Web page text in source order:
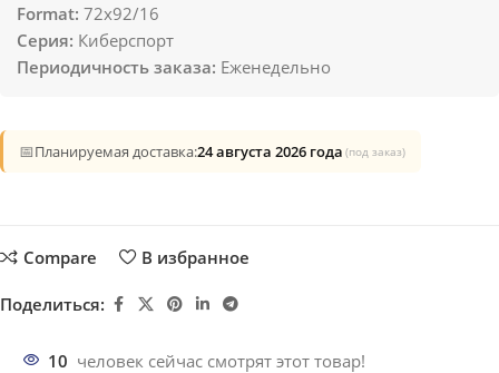
Format: 72x92/16
Серия: Киберспорт
Периодичность заказа: Еженедельно
📅Планируемая доставка:24 августа 2026 года (под заказ)
Compare В избранное
Поделиться:
10 человек сейчас смотрят этот товар!